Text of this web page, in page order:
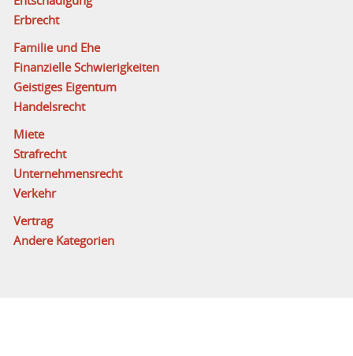
Erbrecht
Familie und Ehe
Finanzielle Schwierigkeiten
Geistiges Eigentum
Handelsrecht
Miete
Strafrecht
Unternehmensrecht
Verkehr
Vertrag
Andere Kategorien